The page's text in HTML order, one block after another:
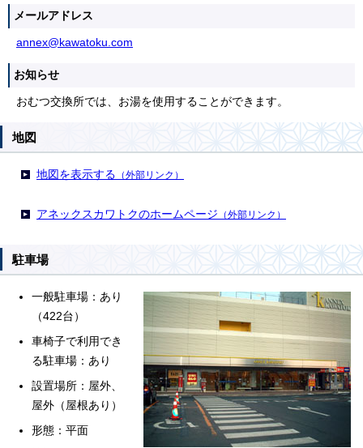
メールアドレス
annex@kawatoku.com
お知らせ
おむつ交換所では、お湯を使用することができます。
地図
地図を表示する （外部リンク）
アネックスカワトクのホームページ （外部リンク）
駐車場
一般駐車場：あり
（422台）
車椅子で利用でき
る駐車場：あり
設置場所：屋外、
屋外（屋根あり）
形態：平面